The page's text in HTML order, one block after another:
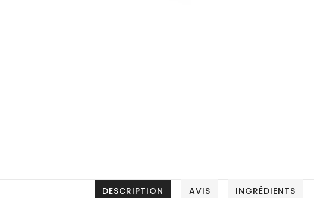
DESCRIPTION AVIS INGRÉDIENTS